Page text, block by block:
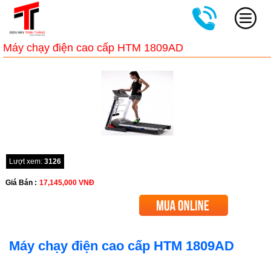
Máy chạy điện cao cấp HTM 1809AD
Lượt xem: 3126
Giá Bán : 17,145,000 VNĐ
Máy chạy điện cao cấp HTM 1809AD